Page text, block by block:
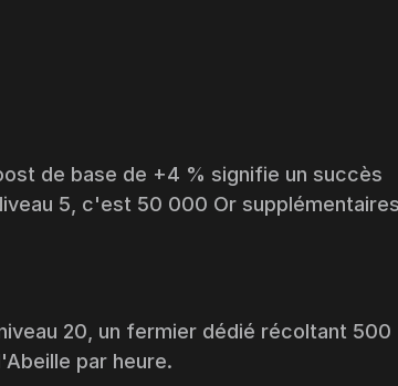
de base de +4 % signifie un succès
5, c'est 50 000 Or
20, un fermier dédié récoltant 500
par heure.